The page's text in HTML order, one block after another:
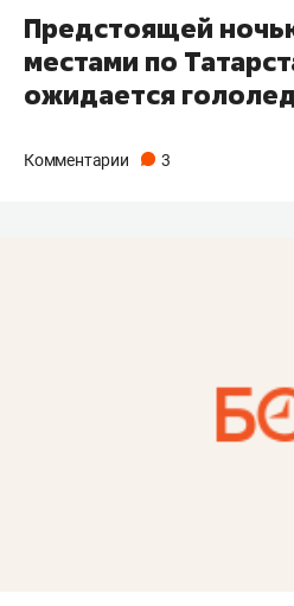
Предстоящей
местами по
ожидается
Комментарии 3